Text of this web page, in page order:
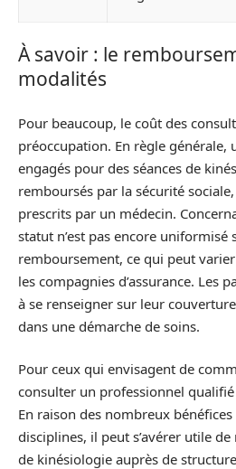
À savoir : le
modalités
Pour beaucoup, le coût des
préoccupation. En règle générale,
engagés pour des séances de
remboursés par la sécurité
prescrits par un médecin.
statut n’est pas encore uniformisé
remboursement, ce qui peut
les compagnies d’assurance. Les
à se renseigner sur leur
dans une démarche de soins.
Pour ceux qui envisagent de
consulter un professionnel
En raison des nombreux
disciplines, il peut s’avérer utile
de kinésiologie auprès de